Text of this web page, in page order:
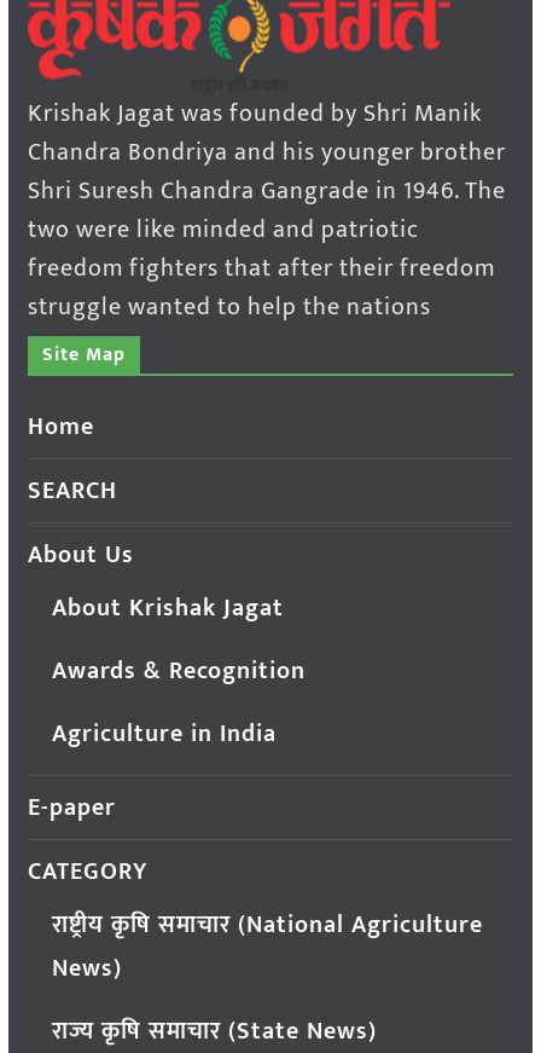
Krishak Jagat was founded by Shri Manik
Chandra Bondriya and his younger brother
Shri Suresh Chandra Gangrade in 1946. The
two were like minded and patriotic
freedom fighters that after their freedom
struggle wanted to help the nations
Site Map
Home
SEARCH
About Us
About Krishak Jagat
Awards & Recognition
Agriculture in India
E-paper
CATEGORY
राष्ट्रीय कृषि समाचार (National Agriculture
News)
राज्य कृषि समाचार (State News)